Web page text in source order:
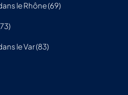
le Rhône (69)
le Var (83)